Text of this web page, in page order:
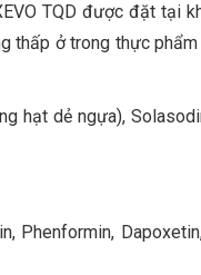
TQD được đặt tại
thấp ở trong thực
hạt dẻ ngựa),
Phenformin,